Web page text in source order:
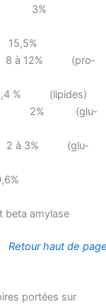
3%
(pro­
% (lipides)
(glu­
3% (glu­
beta amylase
Retour haut de
por­tées sur